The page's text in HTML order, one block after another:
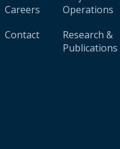
Careers
Contact
Operations
Research &
Publications